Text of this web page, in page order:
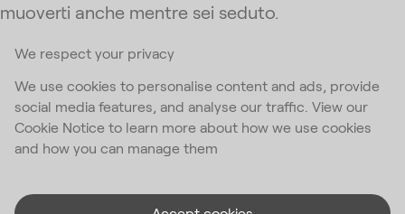
We respect your privacy
We use cookies to personalise content and ads, provide
social media features, and analyse our traffic. View our
Cookie Notice to learn more about how we use cookies
and how you can manage them
muoverti anche mentre sei seduto.
Iscriviti alla nostra Newsletter
Email Address *
Accettol'informativa sulla privacy